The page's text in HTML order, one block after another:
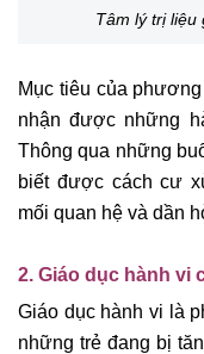
Tâm lý trị liệu
Mục tiêu của
nhận được những
Thông qua những
biết được cách cư
mối quan hệ và dần
2. Giáo dục hành vi
Giáo dục hành vi là
những trẻ đang bị